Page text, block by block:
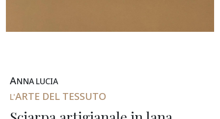
ANNALUCIA
L'ARTE DEL TESSUTO